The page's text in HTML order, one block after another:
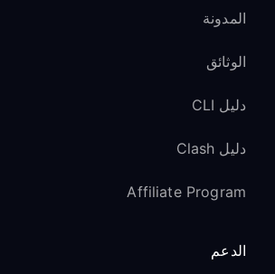
المدونة
الوثائق
دليل CLI
دليل Clash
Affiliate Program
الدعم